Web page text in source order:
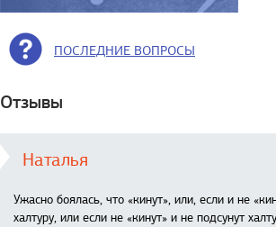
ПОСЛЕДНИЕ ВОПРОСЫ
Отзывы
Наталья
Ужасно боялась, что «кинут», или, если и не
халтуру, или если не «кинут» и не подсунут